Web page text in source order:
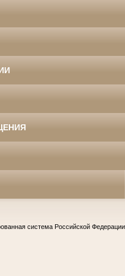
система Российской